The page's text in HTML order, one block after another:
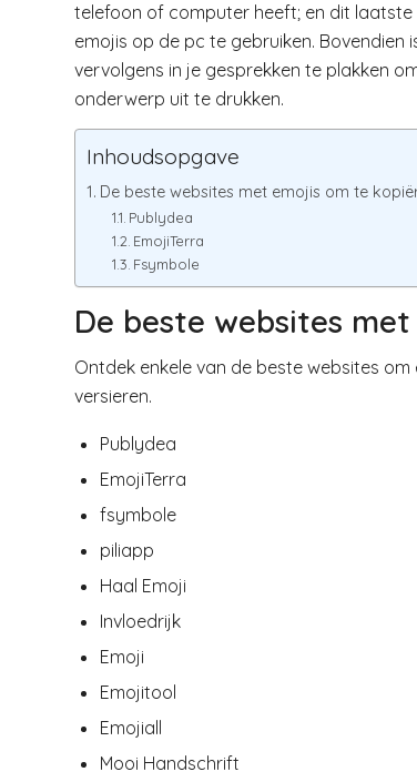
telefoon of computer heeft; en dit laatste
emojis op de pc te gebruiken.
vervolgens in je gesprekken te plakken
onderwerp uit te drukken.
Inhoudsopgave
De beste websites met emojis om te
Publydea
EmojiTerra
Fsymbole
De beste websites
Ontdek enkele van de beste websites
versieren.
Publydea
EmojiTerra
fsymbole
piliapp
Haal Emoji
Invloedrijk
Emoji
Emojitool
Emojiall
Mooi Handschrift